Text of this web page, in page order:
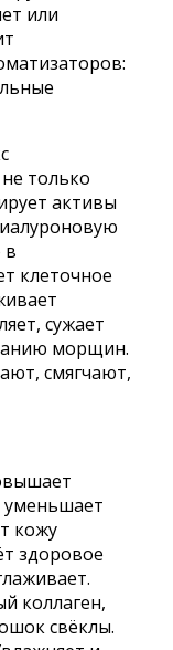
или
только
активы
в
клеточное
сужает
морщин.
смягчают,
уменьшает
кожу
здоровое
коллаген,
свёклы.